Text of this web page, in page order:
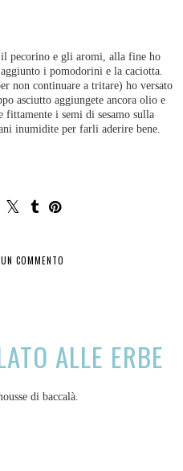
pecorino e gli aromi, alla fine ho
i pomodorini e la caciotta.
non continuare a tritare) ho versato
asciutto aggiungete ancora olio e
i semi di sesamo sulla
inumidite per farli aderire bene.
COMMENTO
ALLE ERBE
di baccalà.